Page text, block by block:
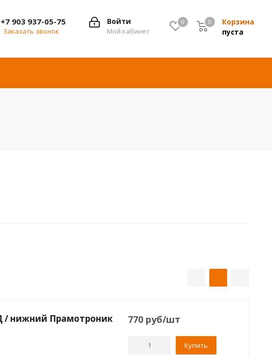
0 Корзина
0
пуста
0
Войти
Мой кабинет
+7 903 937-05-75
Заказать звонок
/ нижний Прамотроник 770 руб/шт
Купить